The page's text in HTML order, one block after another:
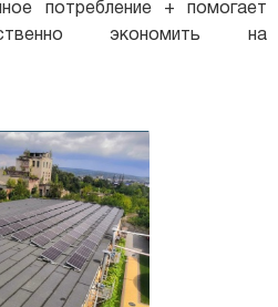
потребление + помогает
экономить на